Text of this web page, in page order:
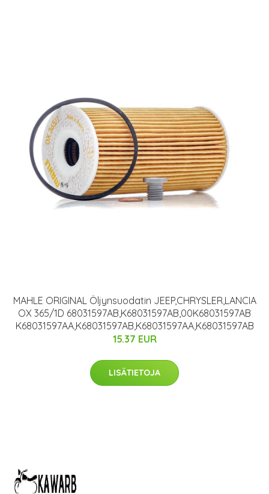
MAHLE ORIGINAL Öljynsuodatin JEEP,CHRYSLER,LANCIA
OX 365/1D 68031597AB,K68031597AB,00K68031597AB
K68031597AA,K68031597AB,K68031597AA,K68031597AB
15.37 EUR
LISÄTIETOJA